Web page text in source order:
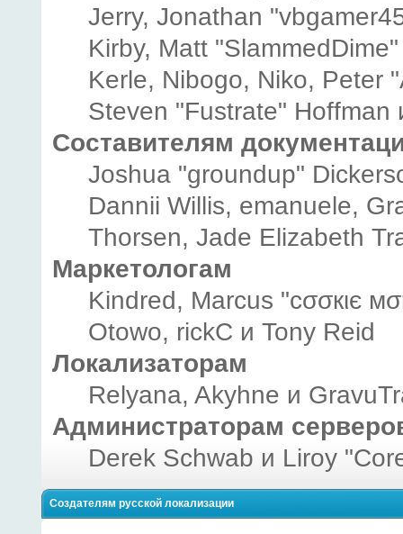
Jerry, Jonathan
Kirby, Matt
Kerle, Nibogo, Niko, Peter
Steven "Fustrate" Hoffman
Составителям
Joshua "groundup"
Dannii Willis, emanuele,
Thorsen, Jade Elizabeth
Маркетологам
Kindred, Marcus "cσσкιє
Otowo, rickC и Tony Reid
Локализаторам
Relyana, Akyhne и
Администраторам
Derek Schwab и Liroy
Создателям русской локализации